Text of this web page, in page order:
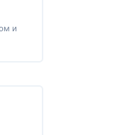
и